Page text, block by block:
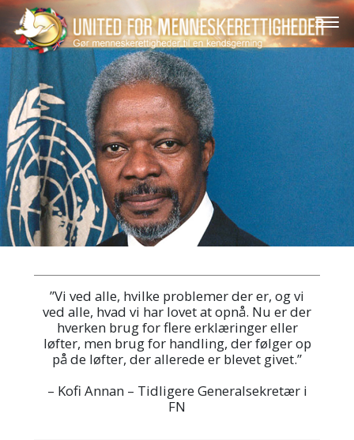
”Vi ved alle, hvilke problemer der er, og vi
ved alle, hvad vi har lovet at opnå. Nu er der
hverken brug for flere erklæringer eller
løfter, men brug for handling, der følger op
på de løfter, der allerede er blevet givet.”
– Kofi Annan – Tidligere Generalsekretær i
FN